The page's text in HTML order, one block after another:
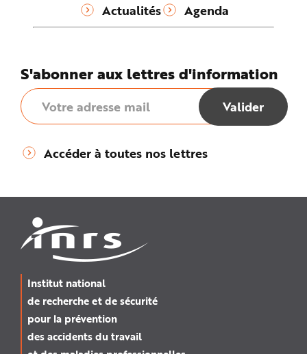
Actualités Agenda
S'abonner aux lettres d'information
Accéder à toutes nos lettres
Institut national
de recherche et de sécurité
pour la prévention
des accidents du travail